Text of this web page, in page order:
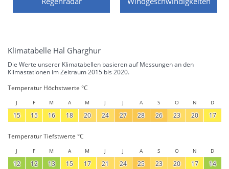
Klimatabelle Hal Gharghur
Die Werte unserer Klimatabellen basieren auf Messungen an den
Klimastationen im Zeitraum 2015 bis 2020.
Temperatur Höchstwerte °C
J F M A M J J A S O N D
15 15 16 18 20 24 27 28 26 23 20 17
Temperatur Tiefstwerte °C
J F M A M J J A S O N D
12 12 13 15 17 21 24 25 23 20 17 14